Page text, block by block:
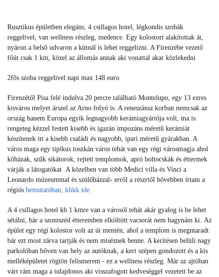
turnusos
Rusztikus épületben elegáns, 4 csillagos hotel, légkondis szobák
reggelivel, van wellness részleg, medence. Egy kolostort alakítottak át,
nyáron a belső udvaron a kútnál is lehet reggelizni. A Firenzébe vezető
főút csak 1 km, közel az állomás annak aki vonattal akar közlekedni
2fős szoba reggelivel napi max 148 euro
Firenzétől Pisa felé indulva 20 percre található Montelupo, egy 13 ezres
kisváros melyet árszel az Arno folyó is. A reneszánsz korban nemcsak az
ország hanem Europa egyik legnagyobb kerámiagyártója volt, ma is
rengeteg kézzel festett kisebb és igazán impozáns méretű kerámiát
készítenek itt a kisebb családi és nagyobb, ipari méretű gyárakban. A
város maga egy tipikus toszkán város tehát van egy régi városmagja ahol
kőházak, szűk sikátorok, rejtett templomok, apró boltocskák és éttermek
várják a látogatókat. A közelben van több Medici villa és Vinci a
Leonardo múzeummal és szülőházzal- erről a részrtől bővebben írtam a
régiós bemutatóban, klikk ide.
A 4 csillagos hotel kb 1 kmre van a városól tehát akár gyalog is be lehet
sétálni, bár a szomszéd étteremben elköltött vacsorát nem hagynám ki. Az
épület egy régi kolostor volt az út mentén, ahol a templom is megmaradt
bár ezt most zárva tartják és nem miséznek benne. A kerítésen belüli nagy
parkolóban bőven van hely az autóknak, a kert szépen gondozott és a kis
melléképületet rögtön felismerem - ez a wellness részleg. Már az ajtóban
várt rám maga a tulajdonos aki visszafogott kedveséggel vezetett be az